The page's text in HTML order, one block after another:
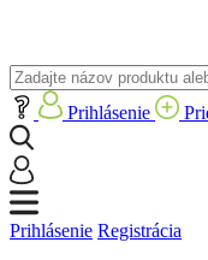
Prihlásenie
Prihlásenie Registrácia